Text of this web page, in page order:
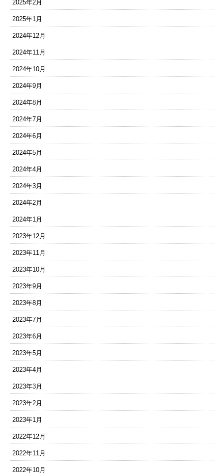
2025年2月
2025年1月
2024年12月
2024年11月
2024年10月
2024年9月
2024年8月
2024年7月
2024年6月
2024年5月
2024年4月
2024年3月
2024年2月
2024年1月
2023年12月
2023年11月
2023年10月
2023年9月
2023年8月
2023年7月
2023年6月
2023年5月
2023年4月
2023年3月
2023年2月
2023年1月
2022年12月
2022年11月
2022年10月